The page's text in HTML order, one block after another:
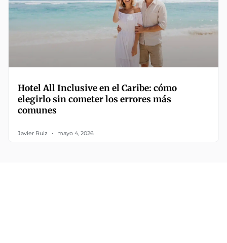
Hotel All Inclusive en el Caribe: cómo
elegirlo sin cometer los errores más
comunes
Javier Ruiz mayo 4, 2026